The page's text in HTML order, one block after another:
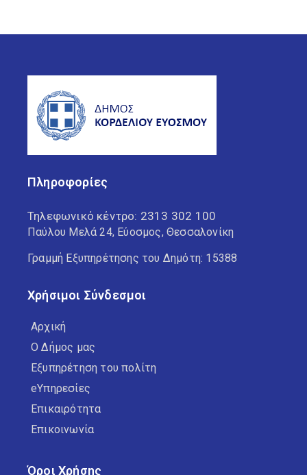
Πληροφορίες
Τηλεφωνικό κέντρο: 2313 302 100
Παύλου Μελά 24, Εύοσμος, Θεσσαλονίκη
Γραμμή Εξυπηρέτησης του Δημότη: 15388
Χρήσιμοι Σύνδεσμοι
Αρχική
Ο Δήμος μας
Εξυπηρέτηση του πολίτη
eΥπηρεσίες
Επικαιρότητα
Επικοινωνία
Όροι Χρήσης